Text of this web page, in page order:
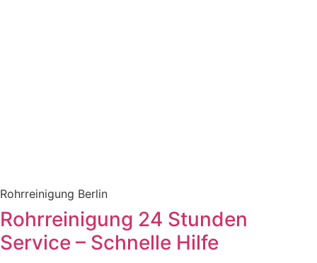
Rohrreinigung Berlin
Rohrreinigung 24 Stunden
Service – Schnelle Hilfe